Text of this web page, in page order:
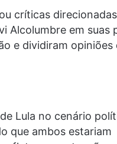
críticas
Alcolumbre em suas
e dividiram opiniões
Lula no cenário
que ambos estariam